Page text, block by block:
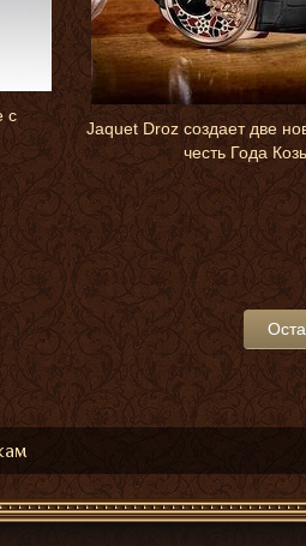
с
Jaquet Droz создает две
честь Года